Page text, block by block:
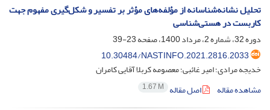
تحلیل نشانه‌شناسانه از مؤلفه‌های مؤثر بر تفسیر و شکل‌گیری مفهوم جهت
کاربست در هستی‌شناسی
دوره 32، شماره 2، مرداد 1400، صفحه
23-39
10.30484/NASTINFO.2021.2816.2033
خدیجه مرادی؛ امیر غائبی؛ معصومه کربلا آقایی کامران
مشاهده مقاله
اصل مقاله 1.67 M